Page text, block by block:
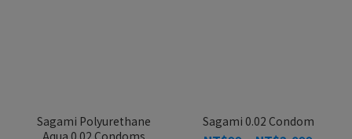
Sagami Polyurethane
Aqua 0.02 Condoms
Sagami 0.02 Condom